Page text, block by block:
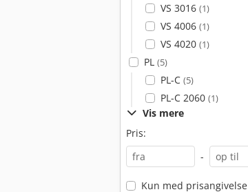
VS 3016 (1)
VS 4006 (1)
VS 4020 (1)
PL (5)
PL-C (5)
PL-C 2060 (1)
Vis mere
Pris:
-
Kun med prisangivelse